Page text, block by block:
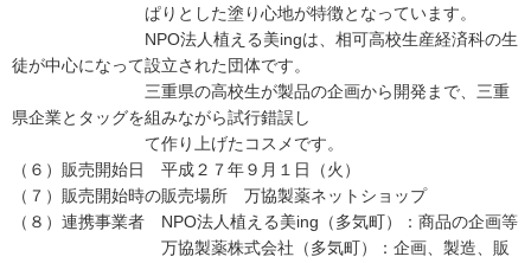
ぱりとした塗り心地が特徴となっています。
NPO法人植える美ingは、相可高校生産経済科の生
徒が中心になって設立された団体です。
三重県の高校生が製品の企画から開発まで、三重
県企業とタッグを組みながら試行錯誤し
て作り上げたコスメです。
（６）販売開始日 平成２７年９月１日（火）
（７）販売開始時の販売場所 万協製薬ネットショップ
（８）連携事業者 NPO法人植える美ing（多気町）：商品の企画等
万協製薬株式会社（多気町）：企画、製造、販